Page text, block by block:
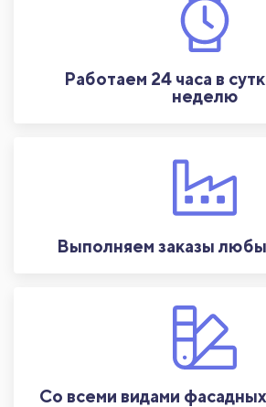
Работаем 24 часа в
неделю
Выполняем заказы
Со всеми видами